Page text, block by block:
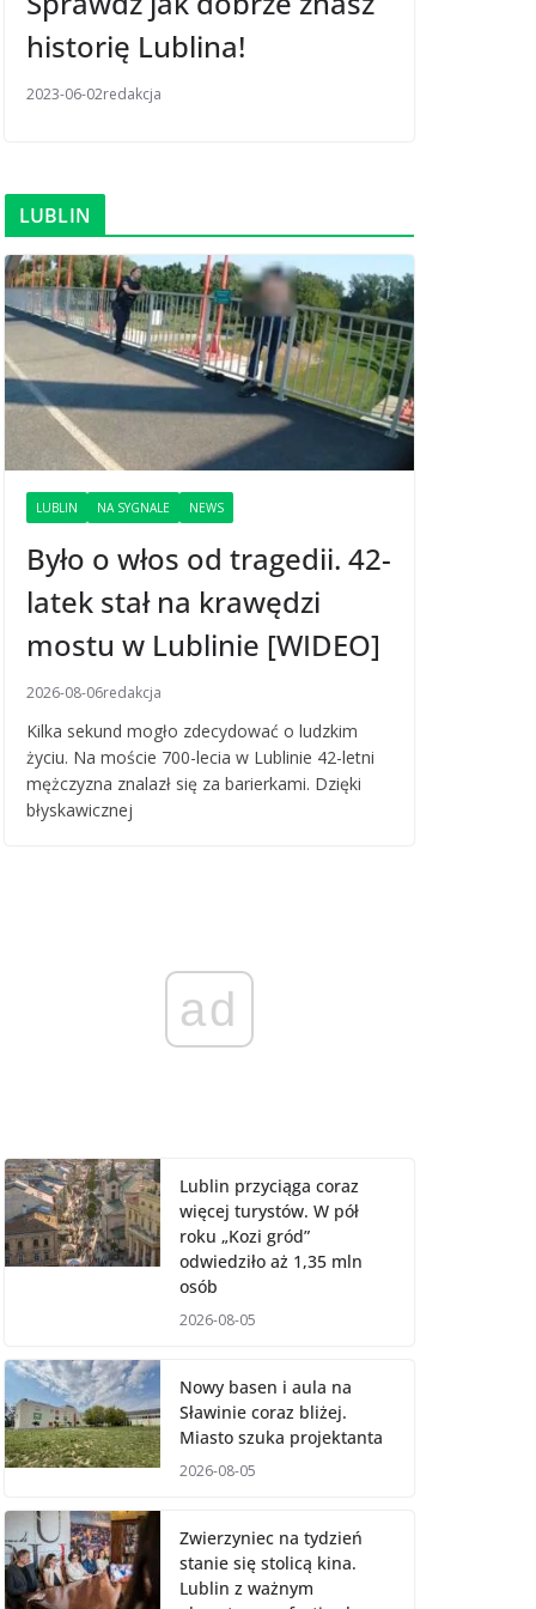
historię Lublina!
2023-06-02redakcja
LUBLIN
LUBLIN NA SYGNALE NEWS
Było o włos od tragedii. 42-
latek stał na krawędzi
mostu w Lublinie [WIDEO]
2026-08-06redakcja
Kilka sekund mogło zdecydować o ludzkim
życiu. Na moście 700-lecia w Lublinie 42-letni
mężczyzna znalazł się za barierkami. Dzięki
błyskawicznej
ad
Lublin przyciąga coraz
więcej turystów. W pół
roku „Kozi gród”
odwiedziło aż 1,35 mln
osób
2026-08-05
Nowy basen i aula na
Sławinie coraz bliżej.
Miasto szuka projektanta
2026-08-05
Zwierzyniec na tydzień
stanie się stolicą kina.
Lublin z ważnym